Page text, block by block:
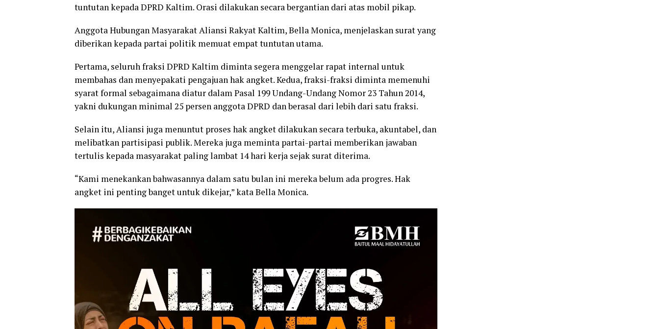
tuntutan kepada DPRD Kaltim. Orasi dilakukan secara bergantian dari atas mobil pikap.
Anggota Hubungan Masyarakat Aliansi Rakyat Kaltim, Bella Monica, menjelaskan surat yang
diberikan kepada partai politik memuat empat tuntutan utama.
Pertama, seluruh fraksi DPRD Kaltim diminta segera menggelar rapat internal untuk
membahas dan menyepakati pengajuan hak angket. Kedua, fraksi-fraksi diminta memenuhi
syarat formal sebagaimana diatur dalam Pasal 199 Undang-Undang Nomor 23 Tahun 2014,
yakni dukungan minimal 25 persen anggota DPRD dan berasal dari lebih dari satu fraksi.
Selain itu, Aliansi juga menuntut proses hak angket dilakukan secara terbuka, akuntabel, dan
melibatkan partisipasi publik. Mereka juga meminta partai-partai memberikan jawaban
tertulis kepada masyarakat paling lambat 14 hari kerja sejak surat diterima.
“Kami menekankan bahwasannya dalam satu bulan ini mereka belum ada progres. Hak
angket ini penting banget untuk dikejar,” kata Bella Monica.